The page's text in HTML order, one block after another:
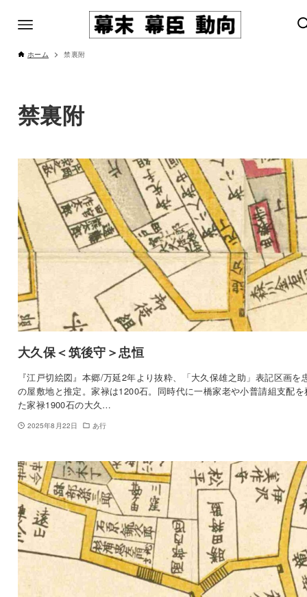
ホーム 禁裏附
禁裏附
大久保＜筑後守＞忠恒
『江戸切絵図』本郷/万延2年より抜粋、「大久保雄之助」表記区画を
の屋敷地と推定。家禄は1200石。同時代に一橋家老や小普請組支配を
た家禄1900石の大久…
2025年8月22日 あ行